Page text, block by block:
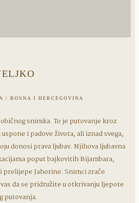
/ BOSNA I HERCEGOVINA
snimka. To je putovanje kroz
i padove života, ali iznad svega,
donosi prava ljubav. Njihova ljubavna
poput bajkovitih Bijambara,
prelijepe Jahorine. Snimci zrače
da se pridružite u otkrivanju ljepote
putovanja.